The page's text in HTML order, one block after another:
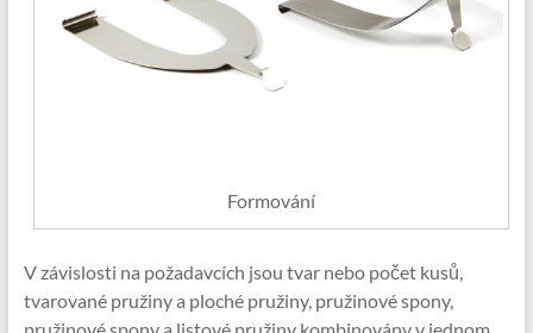
Formování
V závislosti na požadavcích jsou tvar nebo počet kusů,
tvarované pružiny a ploché pružiny, pružinové spony,